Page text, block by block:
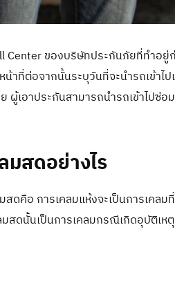
Center ของบริษัทประกันภัยที่ทำอ
หน้าที่ต่อจากนั้นระบุวันที่จะนำรถเข้
ผู้เอาประกันสามารถนำรถเข้าไป
มสดอย่างไร
สดคือ การเคลมแห้งจะเป็นการเค
สดนั้นเป็นการเคลมกรณีเกิดอุบัติเ